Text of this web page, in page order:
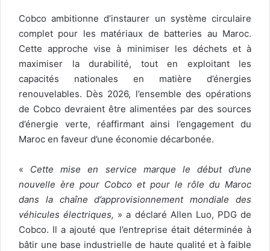
Cobco ambitionne d’instaurer un système circulaire
complet pour les matériaux de batteries au Maroc.
Cette approche vise à minimiser les déchets et à
maximiser la durabilité, tout en exploitant les
capacités nationales en matière d’énergies
renouvelables. Dès 2026, l’ensemble des opérations
de Cobco devraient être alimentées par des sources
d’énergie verte, réaffirmant ainsi l’engagement du
Maroc en faveur d’une économie décarbonée.
« Cette mise en service marque le début d’une
nouvelle ère pour Cobco et pour le rôle du Maroc
dans la chaîne d’approvisionnement mondiale des
véhicules électriques, » a déclaré Allen Luo, PDG de
Cobco. Il a ajouté que l’entreprise était déterminée à
bâtir une base industrielle de haute qualité et à faible